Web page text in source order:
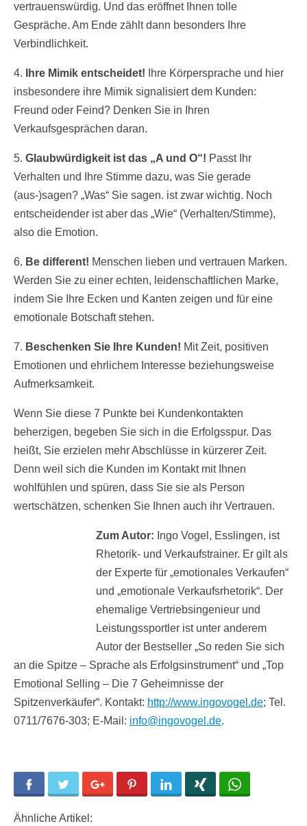
vertrauenswürdig. Und das eröffnet Ihnen tolle
Gespräche. Am Ende zählt dann besonders Ihre
Verbindlichkeit.
4. Ihre Mimik entscheidet! Ihre Körpersprache und hier
insbesondere ihre Mimik signalisiert dem Kunden:
Freund oder Feind? Denken Sie in Ihren
Verkaufsgesprächen daran.
5. Glaubwürdigkeit ist das „A und O“! Passt Ihr
Verhalten und Ihre Stimme dazu, was Sie gerade
(aus-)sagen? „Was“ Sie sagen. ist zwar wichtig. Noch
entscheidender ist aber das „Wie“ (Verhalten/Stimme),
also die Emotion.
6. Be different! Menschen lieben und vertrauen Marken.
Werden Sie zu einer echten, leidenschaftlichen Marke,
indem Sie Ihre Ecken und Kanten zeigen und für eine
emotionale Botschaft stehen.
7. Beschenken Sie Ihre Kunden! Mit Zeit, positiven
Emotionen und ehrlichem Interesse beziehungsweise
Aufmerksamkeit.
Wenn Sie diese 7 Punkte bei Kundenkontakten
beherzigen, begeben Sie sich in die Erfolgsspur. Das
heißt, Sie erzielen mehr Abschlüsse in kürzerer Zeit.
Denn weil sich die Kunden im Kontakt mit Ihnen
wohlfühlen und spüren, dass Sie sie als Person
wertschätzen, schenken Sie Ihnen auch ihr Vertrauen.
Zum Autor: Ingo Vogel, Esslingen, ist
Rhetorik- und Verkaufstrainer. Er gilt als
der Experte für „emotionales Verkaufen“
und „emotionale Verkaufsrhetorik“. Der
ehemalige Vertriebsingenieur und
Leistungssportler ist unter anderem
Autor der Bestseller „So reden Sie sich
an die Spitze – Sprache als Erfolgsinstrument“ und „Top
Emotional Selling – Die 7 Geheimnisse der
Spitzenverkäufer“. Kontakt: http://www.ingovogel.de; Tel.
0711/7676-303; E-Mail: info@ingovogel.de.
Facebook Twitter Google+ Pinterest LinkedIn
Ähnliche Artikel: